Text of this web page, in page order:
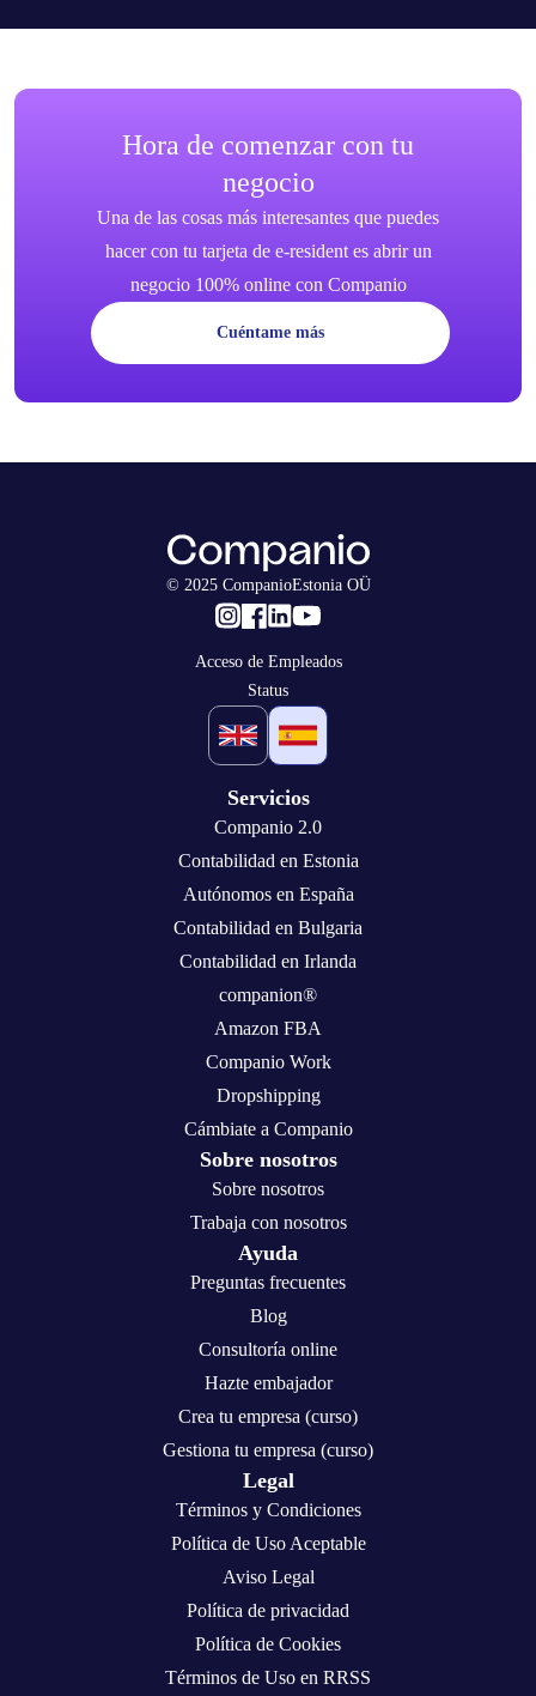
Hora de comenzar con tu
negocio
Una de las cosas más interesantes que puedes
hacer con tu tarjeta de e-resident es abrir un
negocio 100% online con Companio
Cuéntame más
© 2025 CompanioEstonia OÜ
Acceso de Empleados
Status
Servicios
Companio 2.0
Contabilidad en Estonia
Autónomos en España
Contabilidad en Bulgaria
Contabilidad en Irlanda
companion®
Amazon FBA
Companio Work
Dropshipping
Cámbiate a Companio
Sobre nosotros
Sobre nosotros
Trabaja con nosotros
Ayuda
Preguntas frecuentes
Blog
Consultoría online
Hazte embajador
Crea tu empresa (curso)
Gestiona tu empresa (curso)
Legal
Términos y Condiciones
Política de Uso Aceptable
Aviso Legal
Política de privacidad
Política de Cookies
Términos de Uso en RRSS